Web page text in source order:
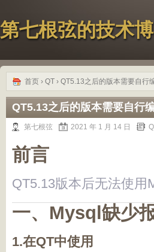
第七根弦的技术
首页 › QT › QT5.13之后的版本需要自行
QT5.13之后的版本需要自行
第七根弦 2021 年 1 月 14 日
前言
QT5.13版本后无法使用
一、Mysql缺少
1.在QT中使用